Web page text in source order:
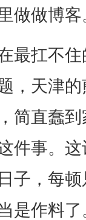
做做博客
最扛不
，天津
简直蠢
件事。
子，每
是作料了